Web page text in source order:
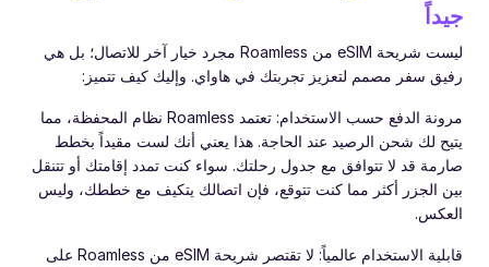
جيداً
ليست شريحة eSIM من Roamless مجرد خيار آخر للاتصال؛ بل هي
رفيق سفر مصمم لتعزيز تجربتك في هاواي. وإليك كيف تتميز:
مرونة الدفع حسب الاستخدام: تعتمد Roamless نظام المحفظة، مما
يتيح لك شحن الرصيد عند الحاجة. هذا يعني أنك لست مقيداً بخطط
صارمة قد لا تتوافق مع جدول رحلتك. سواء كنت تمدد إقامتك أو تتنقل
بين الجزر أكثر مما كنت تتوقع، فإن اتصالك يتكيف مع خططك، وليس
العكس.
قابلية الاستخدام عالمياً: لا تقتصر شريحة eSIM من Roamless على